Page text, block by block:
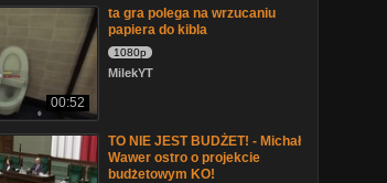
00:52
ta gra polega na wrzucaniu
papiera do kibla
1080p
MilekYT
TO NIE JEST BUDŻET! - Michał
Wawer ostro o projekcie
budżetowym KO!